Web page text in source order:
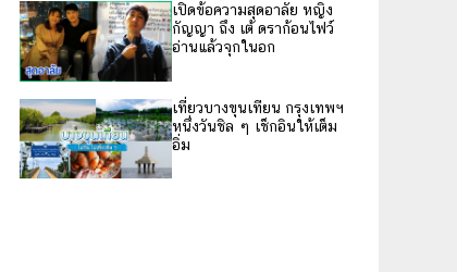
เปิดข้อความสุดอาลัย หญิง
กัญญา ถึง เต้ ดราก้อนไฟว์
อ่านแล้วจุกในอก
เที่ยวบางขุนเทียน กรุงเทพฯ
หนึ่งวันชิล ๆ เช็กอินให้เต็ม
อิ่ม